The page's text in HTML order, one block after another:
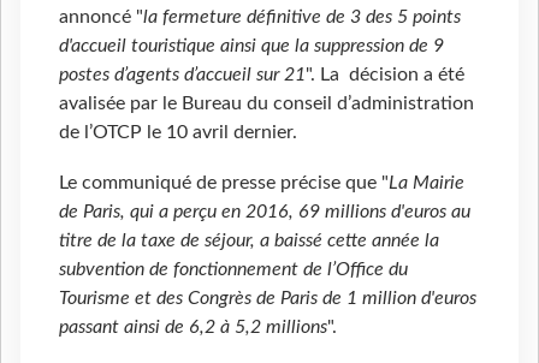
annoncé "la fermeture définitive de 3 des 5 points
d'accueil touristique ainsi que la suppression de 9
postes d’agents d’accueil sur 21". La décision a été
avalisée par le Bureau du conseil d’administration
de l’OTCP le 10 avril dernier.
Le communiqué de presse précise que "La Mairie
de Paris, qui a perçu en 2016, 69 millions d'euros au
titre de la taxe de séjour, a baissé cette année la
subvention de fonctionnement de l’Office du
Tourisme et des Congrès de Paris de 1 million d'euros
passant ainsi de 6,2 à 5,2 millions".